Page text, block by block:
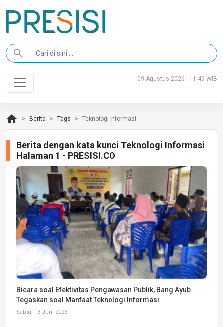
search
09 Agustus 2026 | 11:49 WIB
home Berita Tags Teknologi Informasi
Berita dengan kata kunci Teknologi Informasi
Halaman 1 - PRESISI.CO
Bicara soal Efektivitas Pengawasan Publik, Bang Ayub
Tegaskan soal Manfaat Teknologi Informasi
Sabtu, 13 Juni 2026